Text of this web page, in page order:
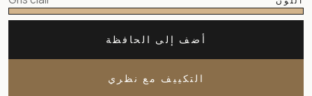
أضف إلى الحافظة
التكييف مع نظري